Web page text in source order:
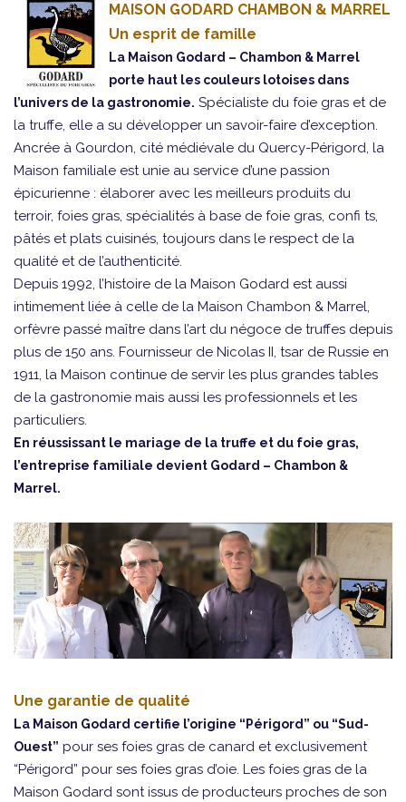
MAISON GODARD CHAMBON & MARREL
Un esprit de famille
La Maison Godard – Chambon & Marrel
porte haut les couleurs lotoises dans
l’univers de la gastronomie. Spécialiste du foie gras et de
la truffe, elle a su développer un savoir-faire d’exception.
Ancrée à Gourdon, cité médiévale du Quercy-Périgord, la
Maison familiale est unie au service d’une passion
épicurienne : élaborer avec les meilleurs produits du
terroir, foies gras, spécialités à base de foie gras, confi ts,
pâtés et plats cuisinés, toujours dans le respect de la
qualité et de l’authenticité.
Depuis 1992, l’histoire de la Maison Godard est aussi
intimement liée à celle de la Maison Chambon & Marrel,
orfèvre passé maître dans l’art du négoce de truffes depuis
plus de 150 ans. Fournisseur de Nicolas II, tsar de Russie en
1911, la Maison continue de servir les plus grandes tables
de la gastronomie mais aussi les professionnels et les
particuliers.
En réussissant le mariage de la truffe et du foie gras,
l’entreprise familiale devient Godard – Chambon &
Marrel.
Une garantie de qualité
La Maison Godard certifie l’origine “Périgord” ou “Sud-
Ouest” pour ses foies gras de canard et exclusivement
“Périgord” pour ses foies gras d’oie. Les foies gras de la
Maison Godard sont issus de producteurs proches de son